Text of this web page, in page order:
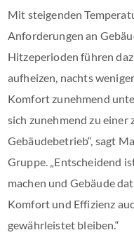
Mit steigenden
Anforderungen an
Hitzeperioden führen
aufheizen, nachts
Komfort zunehmend
sich zunehmend zu
Gebäudebetrieb“, sagt
Gruppe. „Entscheidend
machen und Gebäude
Komfort und Effizienz
gewährleistet bleiben.“